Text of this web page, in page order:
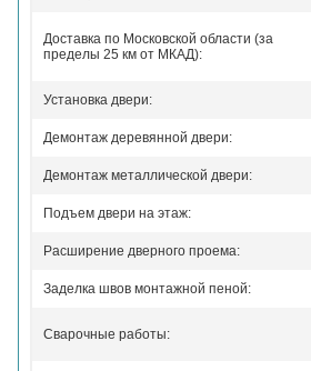
Доставка по Московской области (за
пределы 25 км от МКАД):
Установка двери:
Демонтаж деревянной двери:
Демонтаж металлической двери:
Подъем двери на этаж:
Расширение дверного проема:
Заделка швов монтажной пеной:
Сварочные работы: